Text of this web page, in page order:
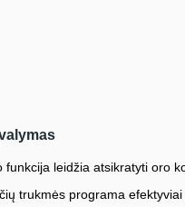
funkcija leidžia atsikratyti oro
trukmės programa